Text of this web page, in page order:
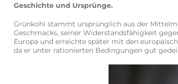
Geschichte und Ursprünge.
Grünkohl stammt ursprünglich aus der
Geschmacks, seiner Widerstandsfähigkeit
Europa und erreichte später mit den
da er unter rationierten Bedingungen gut